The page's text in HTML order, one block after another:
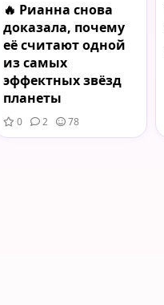
🔥 Рианна снова
доказала, почему
её считают одной
из самых
эффектных звёзд
планеты
0 2 78